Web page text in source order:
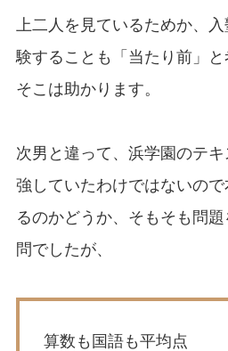
上二人を見ているためか、
験することも「当たり前」と
そこは助かります。
次男と違って、浜学園のテ
強していたわけではないの
るのかどうか、そもそも問
問でしたが、
算数も国語も平均点